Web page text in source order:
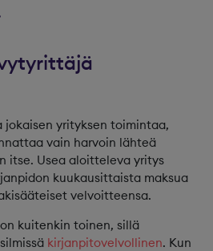
jokaisen yrityksen toimintaa,
vain harvoin lähteä
itse. Usea aloitteleva yritys
kuukausittaista maksua
velvoitteensa.
kuitenkin toinen, sillä
kirjanpitovelvollinen. Kun